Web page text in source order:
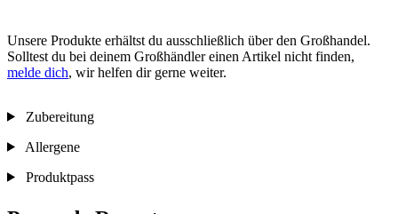
Unsere Produkte erhältst du ausschließlich über den Großhandel.
Solltest du bei deinem Großhändler einen Artikel nicht finden,
melde dich, wir helfen dir gerne weiter.
Zubereitung
Allergene
Produktpass